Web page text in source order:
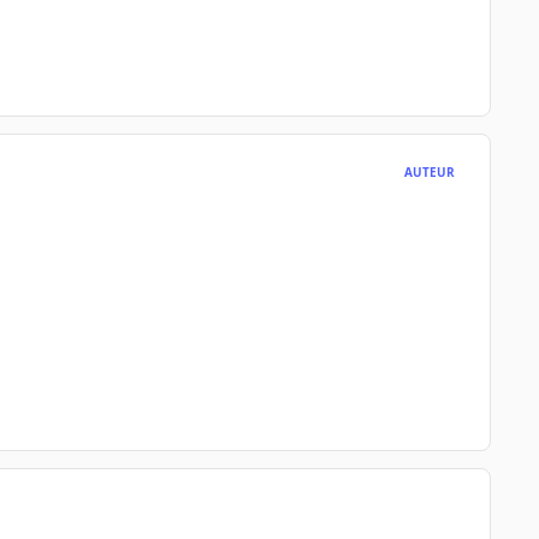
AUTEUR